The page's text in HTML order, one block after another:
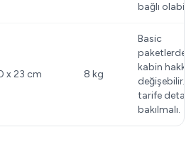
bağlı olabilir.
x 23 cm 8 kg
Basic
paketlerde
kabin hakkı
değişebilir;
tarife
bakılmalı.